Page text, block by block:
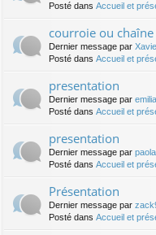
Posté dans Accueil et
courroie ou
Dernier message par
Posté dans Accueil et
presentation
Dernier message par
Posté dans Accueil et
presentation
Dernier message par
Posté dans Accueil et
Présentation
Dernier message par
Posté dans Accueil et